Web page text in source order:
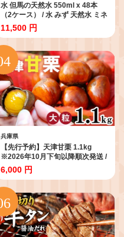
水 但馬の天然水 550ml x 48本
（2ケース） / 水 みず 天然水 ミネ
ラルウォーター 飲料 飲料水 飲み
水 飲料水 軟水 おいしい天然水 備
蓄水 地震 ウォーター ソフトドリ
ンク ペットボトル PET 550ml 非
加熱 国産 日本製 兵庫県 防災用 備
蓄用 非常用 まとめ買い
11,500 円
兵庫県
【先行予約】天津甘栗 1.1kg
※2026年10月下旬以降順次発送 /
甘栗 栗 くり あまぐり クリ 兵庫
兵庫県 特選大粒栗 大粒 おやつ お
菓子 スイーツ 栗好き 焼き栗 焼き
マロン こだわり製法 新栗
6,000 円